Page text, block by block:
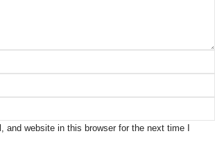
and website in this browser for the next time I